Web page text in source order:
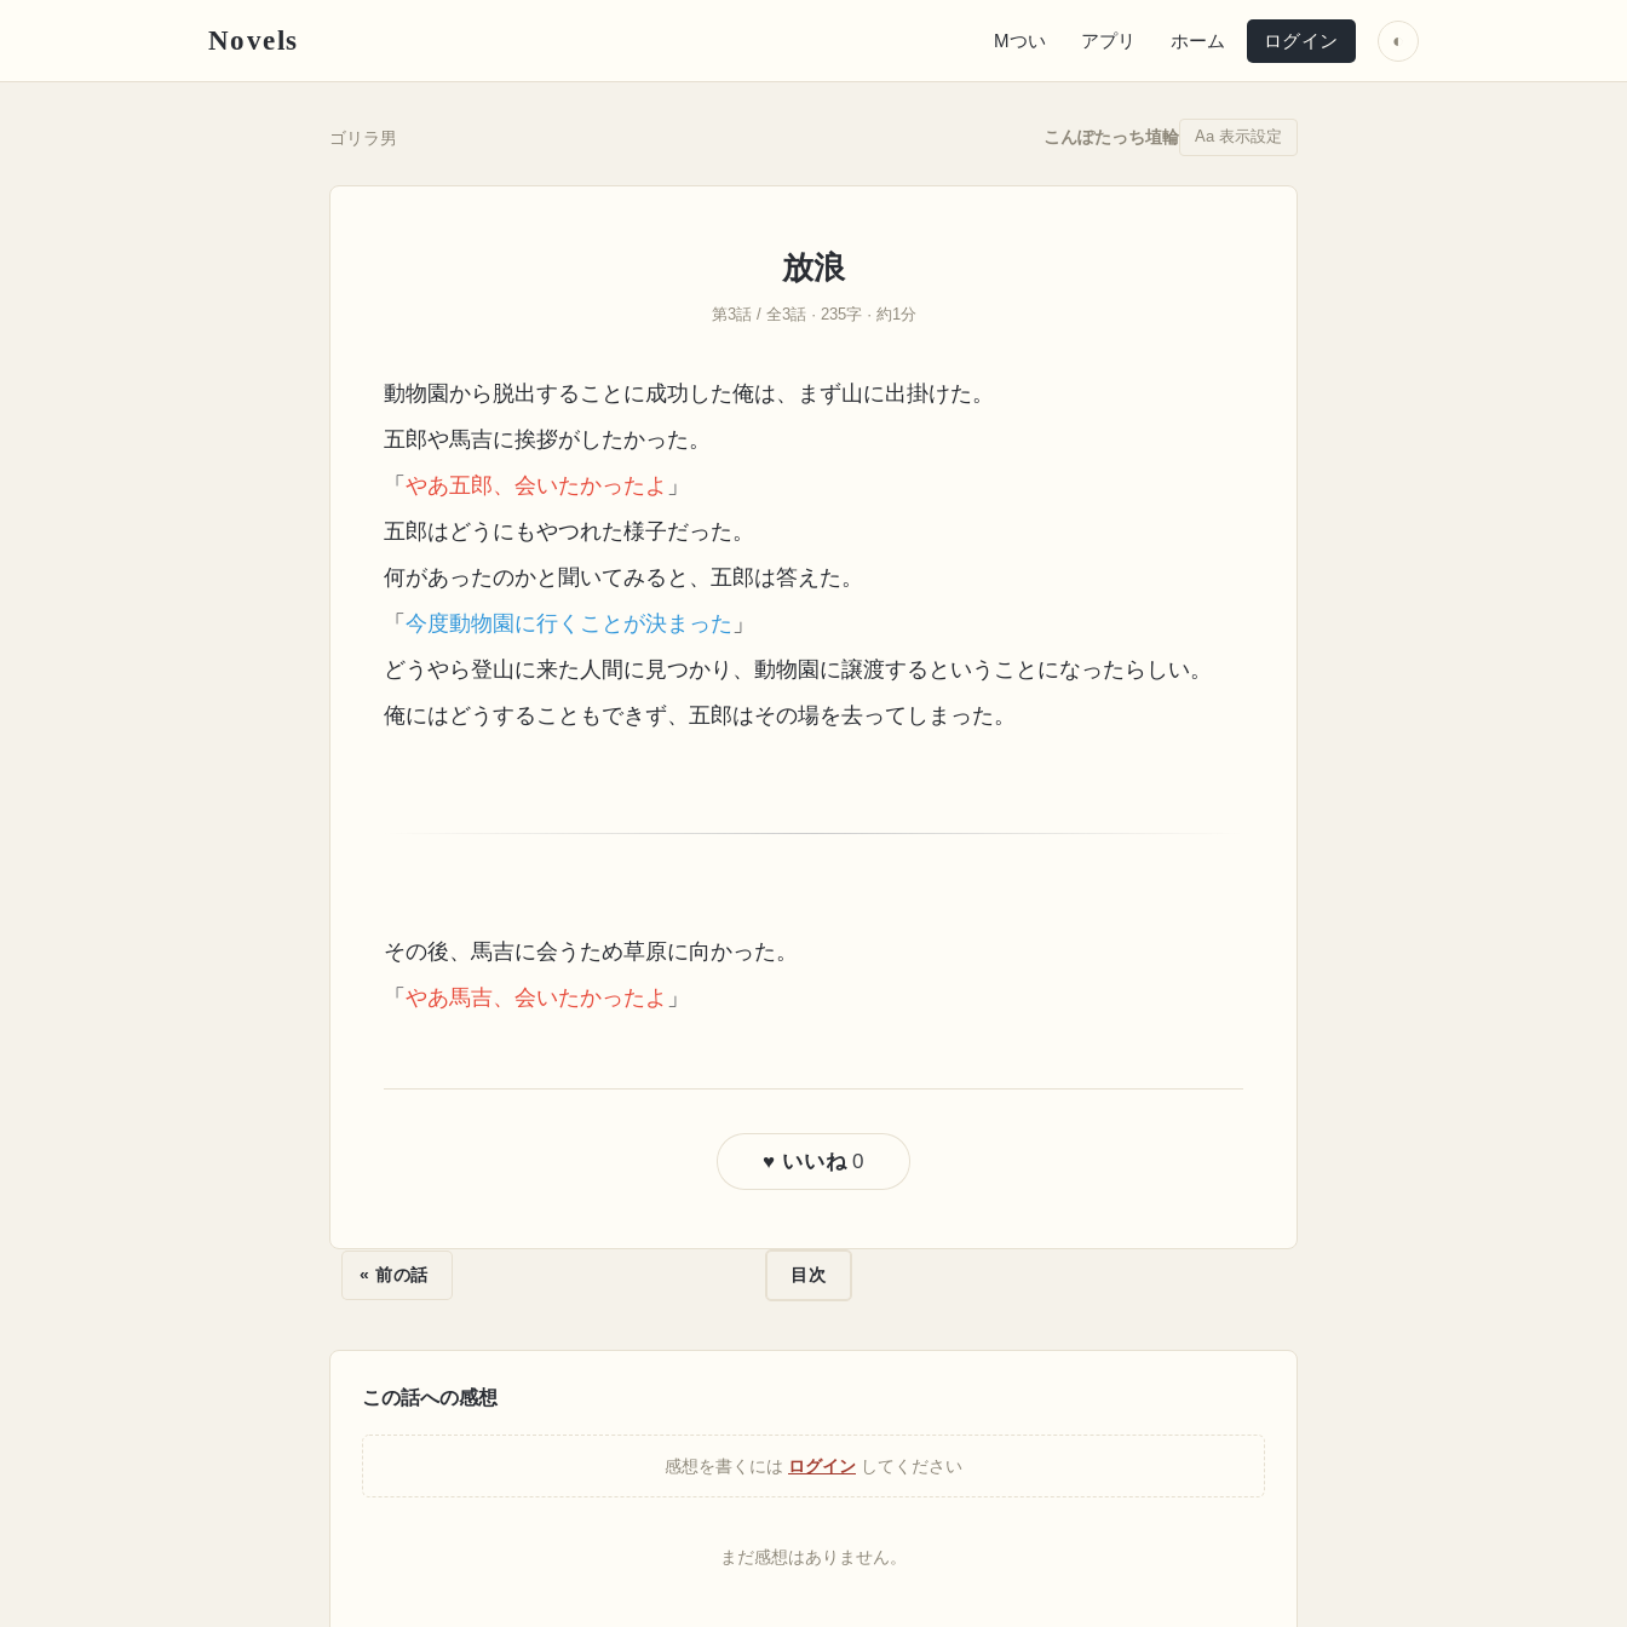
Novels Mつい アプリ ホーム ログイン ◐
ゴリラ男 こんぽたっち埴輪 Aa 表示設定
放浪
第3話 / 全3話 · 235字 · 約1分
動物園から脱出することに成功した俺は、まず山に出掛けた。
五郎や馬吉に挨拶がしたかった。
「 やあ五郎、会いたかったよ 」
五郎はどうにもやつれた様子だった。
何があったのかと聞いてみると、五郎は答えた。
「 今度動物園に行くことが決まった 」
どうやら登山に来た人間に見つかり、動物園に譲渡するということになったらしい。
俺にはどうすることもできず、五郎はその場を去ってしまった。
その後、馬吉に会うため草原に向かった。
「 やあ馬吉、会いたかったよ 」
♥ いいね 0
« 前の話 目次
この話への感想
感想を書くには ログイン してください
まだ感想はありません。